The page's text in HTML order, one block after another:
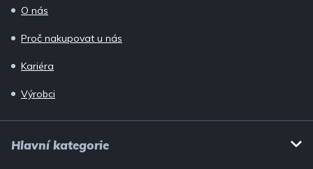
O nás
Proč nakupovat u nás
Kariéra
Výrobci
Hlavní kategorie